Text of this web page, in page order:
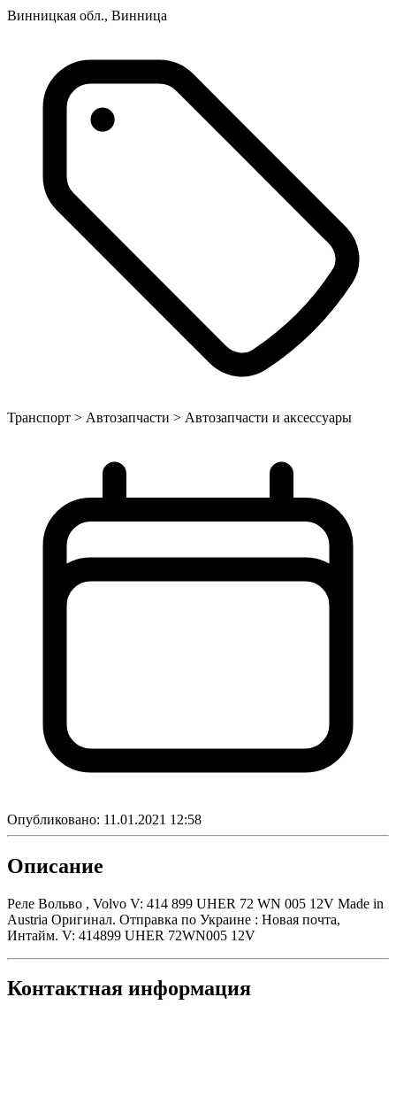
Винницкая обл., Винница
Транспорт > Автозапчасти > Автозапчасти и аксессуары
Опубликовано: 11.01.2021 12:58
Описание
Реле Вольво , Volvo V: 414 899 UHER 72 WN 005 12V Made in
Austria Оригинал. Отправка по Украине : Новая почта,
Интайм. V: 414899 UHER 72WN005 12V
Контактная информация